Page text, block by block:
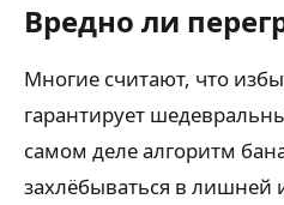
Вредно ли
Многие считают, что
гарантирует
самом деле алгоритм
захлёбываться в